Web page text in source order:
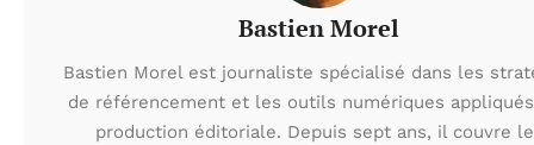
Bastien Morel
Bastien Morel est journaliste spécialisé dans les
de référencement et les outils numériques
production éditoriale. Depuis sept ans, il couvre